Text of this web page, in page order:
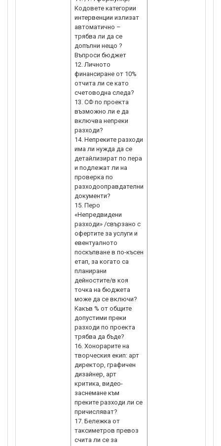
Кодовете категории
интервенции излизат
автоматично –
трябва ли да се
допълни нещо ?
Въпроси бюджет
12. Личното
финансиране от 10%
отчита ли се като
счетоводна следа?
13. СФ по проекта
възможно ли е да
включва непреки
разходи?
14. Непреките разходи
има ли нужда да се
детайлизират по пера
и подлежат ли на
проверка по
разходооправдателни
документи?
15. Перо
«Непредвидени
разходи» /свързано с
офертите за услуги и
евентуалното
поскъпване в по-късен
етап, за когато са
планирани
дейностите/в коя
точка на бюджета
може да се включи?
Какъв % от общите
допустими преки
разходи по проекта
трябва да бъде?
16. Хонорарите на
творческия екип: арт
директор, графичен
дизайнер, арт
критика, видео-
заснемане към
преките разходи ли се
причисляват?
17. Бележка от
таксиметров превоз
счита ли се за